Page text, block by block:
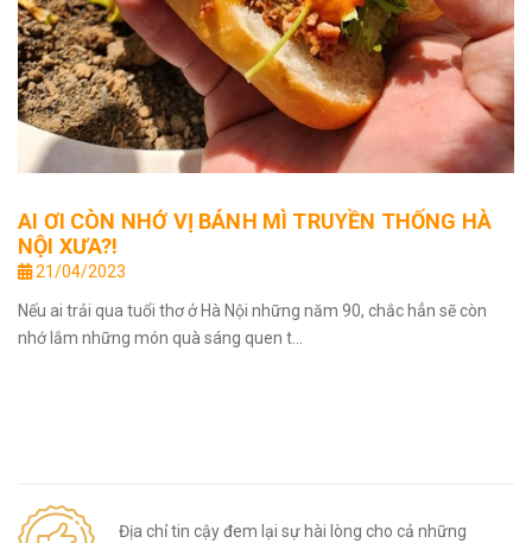
AI ƠI CÒN NHỚ VỊ BÁNH MÌ TRUYỀN THỐNG HÀ
NỘI XƯA?!
21/04/2023
Nếu ai trải qua tuổi thơ ở Hà Nội những năm 90, chắc hẳn sẽ còn
nhớ lắm những món quà sáng quen t...
Địa chỉ tin cậy đem lại sự hài lòng cho cả những